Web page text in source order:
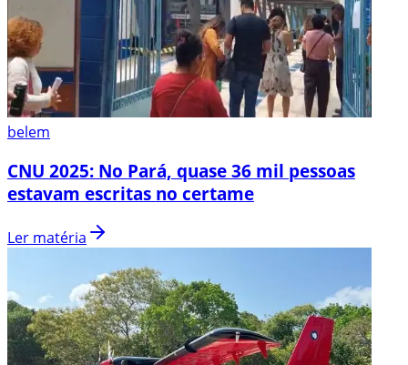
belem
CNU 2025: No Pará, quase 36 mil pessoas
estavam escritas no certame
Ler matéria